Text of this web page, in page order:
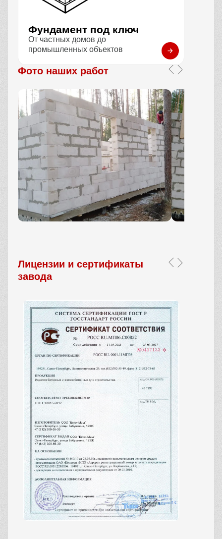
Фундамент под ключ
От частных домов до
промышленных объектов
Фото наших работ
Лицензии и сертификаты
завода